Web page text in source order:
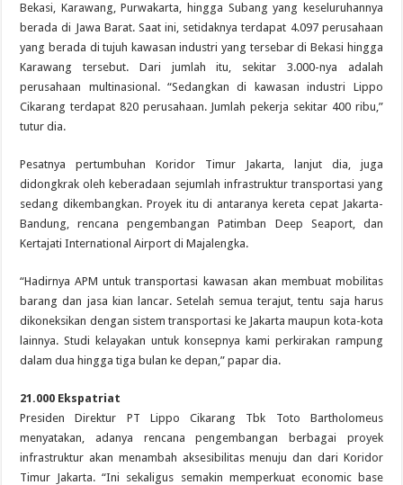
Bekasi, Karawang, Purwakarta, hingga Subang yang keseluruhannya
berada di Jawa Barat. Saat ini, setidaknya terdapat 4.097 perusahaan
yang berada di tujuh kawasan industri yang tersebar di Bekasi hingga
Karawang tersebut. Dari jumlah itu, sekitar 3.000-nya adalah
perusahaan multinasional. “Sedangkan di kawasan industri Lippo
Cikarang terdapat 820 perusahaan. Jumlah pekerja sekitar 400 ribu,”
tutur dia.
Pesatnya pertumbuhan Koridor Timur Jakarta, lanjut dia, juga
didongkrak oleh keberadaan sejumlah infrastruktur transportasi yang
sedang dikembangkan. Proyek itu di antaranya kereta cepat Jakarta-
Bandung, rencana pengembangan Patimban Deep Seaport, dan
Kertajati International Airport di Majalengka.
“Hadirnya APM untuk transportasi kawasan akan membuat mobilitas
barang dan jasa kian lancar. Setelah semua terajut, tentu saja harus
dikoneksikan dengan sistem transportasi ke Jakarta maupun kota-kota
lainnya. Studi kelayakan untuk konsepnya kami perkirakan rampung
dalam dua hingga tiga bulan ke depan,” papar dia.
21.000 Ekspatriat
Presiden Direktur PT Lippo Cikarang Tbk Toto Bartholomeus
menyatakan, adanya rencana pengembangan berbagai proyek
infrastruktur akan menambah aksesibilitas menuju dan dari Koridor
Timur Jakarta. “Ini sekaligus semakin memperkuat economic base